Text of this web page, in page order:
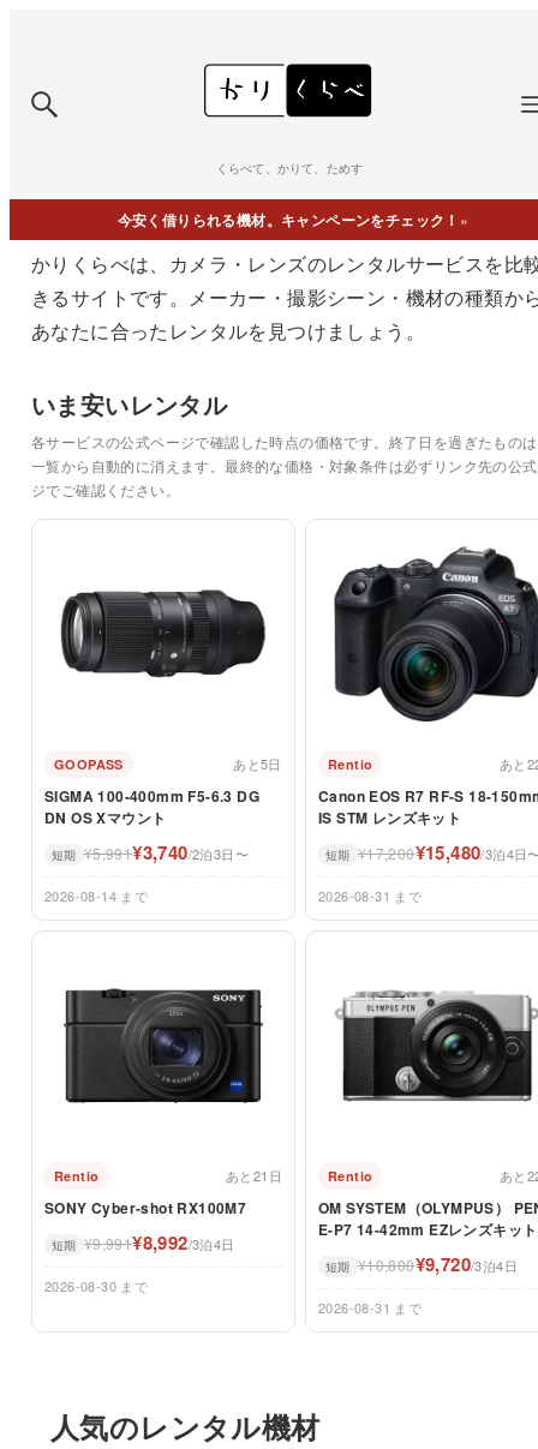
くらべて、かりて、ためす
今安く借りられる機材。キャンペーンをチェック！ »
かりくらべは、カメラ・レンズのレンタルサービスを比
きるサイトです。メーカー・撮影シーン・機材の種類か
あなたに合ったレンタルを見つけましょう。
いま安いレンタル
各サービスの公式ページで確認した時点の価格です。終了日を過ぎたもの
一覧から自動的に消えます。最終的な価格・対象条件は必ずリンク先の公
ジでご確認ください。
GOOPASS あと5日
SIGMA 100-400mm F5-6.3 DG
DN OS Xマウント
短期 ¥5,991¥3,740/2泊3日〜
2026-08-14 まで
Rentio あと
Canon EOS R7 RF-S 18-
IS STM レンズキット
短期 ¥17,200¥15,480/3泊4日
2026-08-31 まで
Rentio あと21日
SONY Cyber-shot RX100M7
短期 ¥9,991¥8,992/3泊4日
2026-08-30 まで
Rentio あと
OM SYSTEM（OLYMPUS）
E-P7 14-42mm EZレンズキット
短期 ¥10,800¥9,720/3泊4日
2026-08-31 まで
人気のレンタル機材